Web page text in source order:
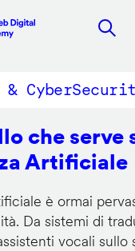
&
che serve
Artificiale
è ormai
Da sistemi di
vocali sullo